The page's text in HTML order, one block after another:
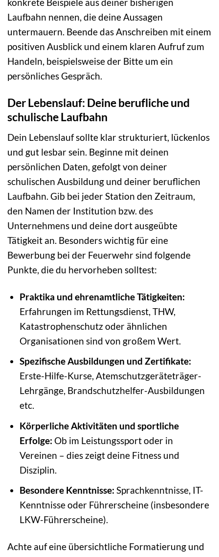
konkrete Beispiele aus deiner bisherigen
Laufbahn nennen, die deine Aussagen
untermauern. Beende das Anschreiben mit einem
positiven Ausblick und einem klaren Aufruf zum
Handeln, beispielsweise der Bitte um ein
persönliches Gespräch.
Der Lebenslauf: Deine berufliche und
schulische Laufbahn
Dein Lebenslauf sollte klar strukturiert, lückenlos
und gut lesbar sein. Beginne mit deinen
persönlichen Daten, gefolgt von deiner
schulischen Ausbildung und deiner beruflichen
Laufbahn. Gib bei jeder Station den Zeitraum,
den Namen der Institution bzw. des
Unternehmens und deine dort ausgeübte
Tätigkeit an. Besonders wichtig für eine
Bewerbung bei der Feuerwehr sind folgende
Punkte, die du hervorheben solltest:
Praktika und ehrenamtliche Tätigkeiten:
Erfahrungen im Rettungsdienst, THW,
Katastrophenschutz oder ähnlichen
Organisationen sind von großem Wert.
Spezifische Ausbildungen und Zertifikate:
Erste-Hilfe-Kurse, Atemschutzgeräteträger-
Lehrgänge, Brandschutzhelfer-Ausbildungen
etc.
Körperliche Aktivitäten und sportliche
Erfolge: Ob im Leistungssport oder in
Vereinen – dies zeigt deine Fitness und
Disziplin.
Besondere Kenntnisse: Sprachkenntnisse, IT-
Kenntnisse oder Führerscheine (insbesondere
LKW-Führerscheine).
Achte auf eine übersichtliche Formatierung und